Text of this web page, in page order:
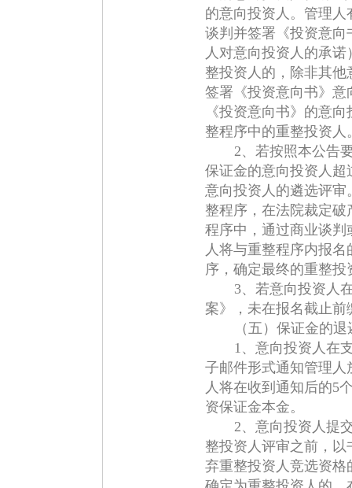
的意向投资人。管理
谈判并签署《投资意
人对意向投资人的承
整投资人的，除非其
签署《投资意向书》
《投资意向书》的意
整程序中的重整投资人
2、若按照本公告
保证金的意向投资人
意向投资人的遴选评
整程序，在法院裁定
程序中，通过商业谈
人将与重整程序内报
序，确定最终的重整投
3、若意向投资人
案》，未在报名截止
（五）保证金的
1、意向投资人在
子邮件形式通知管理
人将在收到通知后的5
资保证金本金。
2、意向投资人提
整投资人评审之前，
弃重整投资人竞选资